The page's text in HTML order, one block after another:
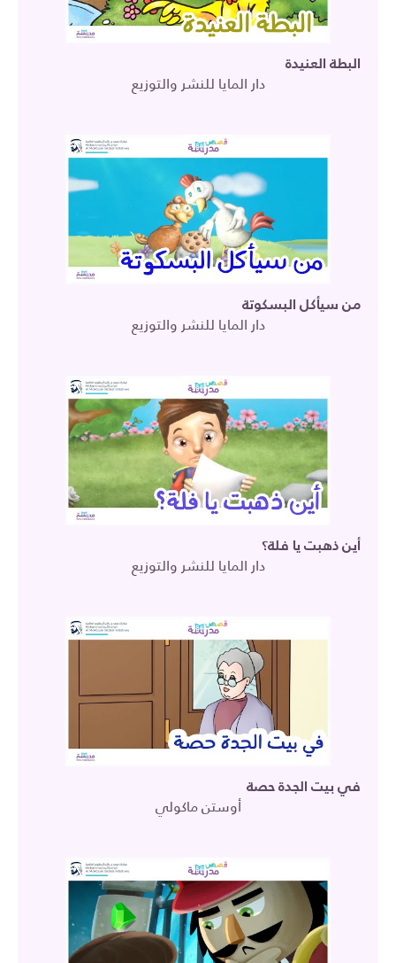
البطة العنيدة
دار المايا للنشر والتوزيع
من سيأكل البسكوتة
دار المايا للنشر والتوزيع
أين ذهبت يا فلة؟
دار المايا للنشر والتوزيع
في بيت الجدة حصة
أوستن ماكولي